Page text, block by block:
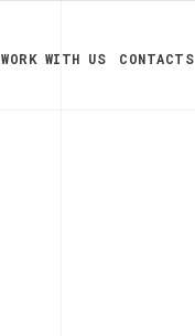
WORK WITH US CONTACTS